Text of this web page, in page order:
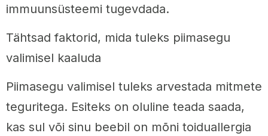
immuunsüsteemi tugevdada.
Tähtsad faktorid, mida tuleks piimasegu
valimisel kaaluda
Piimasegu valimisel tuleks arvestada mitmete
teguritega. Esiteks on oluline teada saada,
kas sul või sinu beebil on mõni toiduallergia